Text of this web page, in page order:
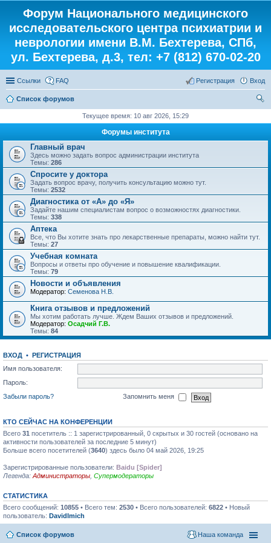
Форум Национального медицинского
исследовательского центра психиатрии и
неврологии имени В.М. Бехтерева, СПб,
ул. Бехтерева, д.3, тел: +7 (812) 670-02-20
Ссылки FAQ Вход
Регистрация
Список форумов
Текущее время: 10 авг 2026, 15:29
Форумы института
Главный врач
Здесь можно задать вопрос администрации института
Темы: 286
Спросите у доктора
Задать вопрос врачу, получить консультацию можно тут.
Темы: 2532
Диагностика от «А» до «Я»
Задайте нашим специалистам вопрос о возможностях диагностики.
Темы: 338
Аптека
Все, что Вы хотите знать про лекарственные препараты, можно найти тут.
Темы: 27
Учебная комната
Вопросы и ответы про обучение и повышение квалификации.
Темы: 79
Новости и объявления
Модератор: Семенова Н.В.
Книга отзывов и предложений
Мы хотим работать лучше. Ждем Ваших отзывов и предложений.
Модератор: Осадчий Г.В.
Темы: 84
ВХОД • РЕГИСТРАЦИЯ
Имя пользователя:
Пароль:
Забыли пароль?
Запомнить меня
КТО СЕЙЧАС НА КОНФЕРЕНЦИИ
Всего 31 посетитель :: 1 зарегистрированный, 0 скрытых и 30 гостей (основано на
активности пользователей за последние 5 минут)
Больше всего посетителей (3640) здесь было 04 май 2026, 19:25
Зарегистрированные пользователи: Baidu [Spider]
Легенда: Администраторы Супермодераторы
СТАТИСТИКА
Всего сообщений: 10855 • Всего тем: 2530 • Всего пользователей: 6822 • Новый
пользователь: DavidImich
Список форумов Наша команда